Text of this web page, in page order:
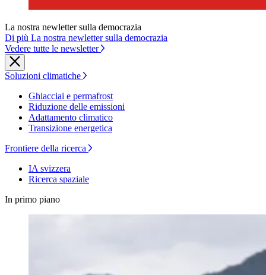
La nostra newletter sulla democrazia
Di più La nostra newletter sulla democrazia
Vedere tutte le newsletter
Soluzioni climatiche
Ghiacciai e permafrost
Riduzione delle emissioni
Adattamento climatico
Transizione energetica
Frontiere della ricerca
IA svizzera
Ricerca spaziale
In primo piano